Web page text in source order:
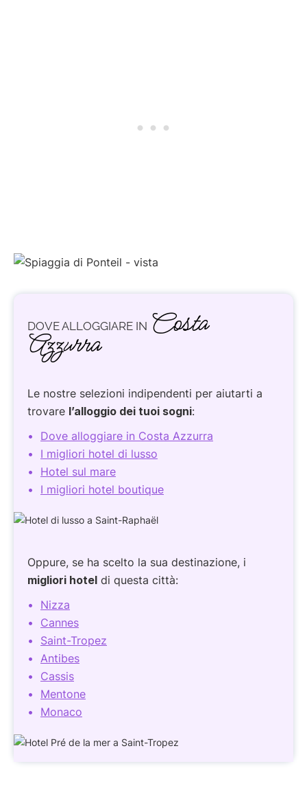
DOVE ALLOGGIARE IN Costa
Azzurra
Le nostre selezioni indipendenti per aiutarti a
trovare l’alloggio dei tuoi sogni:
Dove alloggiare in Costa Azzurra
I migliori hotel di lusso
Hotel sul mare
I migliori hotel boutique
Oppure, se ha scelto la sua destinazione, i
migliori hotel di questa città:
Nizza
Cannes
Saint-Tropez
Antibes
Cassis
Mentone
Monaco